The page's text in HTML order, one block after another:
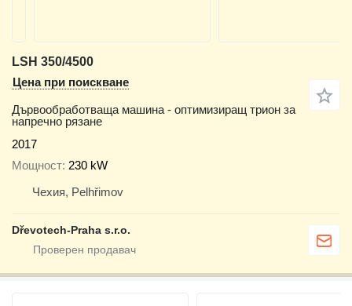
LSH 350/4500
Цена при поискване
Дървообработваща машина - оптимизиращ трион за
напречно рязане
2017
Мощност 230 kW
Чехия, Pelhřimov
Dřevotech-Praha s.r.o.